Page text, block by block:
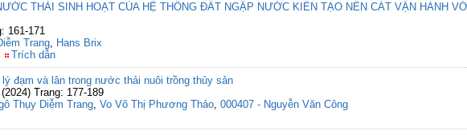
THẢI SINH HOẠT CỦA HỆ THỐNG ĐẤT NGẬP NƯỚC KIẾN TẠO NỀN CÁT VẬN HÀNH
161-171
Trang, Hans Brix
Trích dẫn
đạm và lân trong nước thải nuôi trồng thủy sản
Trang: 177-189
Thụy Diễm Trang, Vo Võ Thị Phương Thảo, 000407 - Nguyễn Văn Công